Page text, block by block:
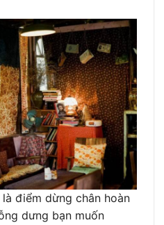
điểm dừng chân hoàn
dưng bạn muốn